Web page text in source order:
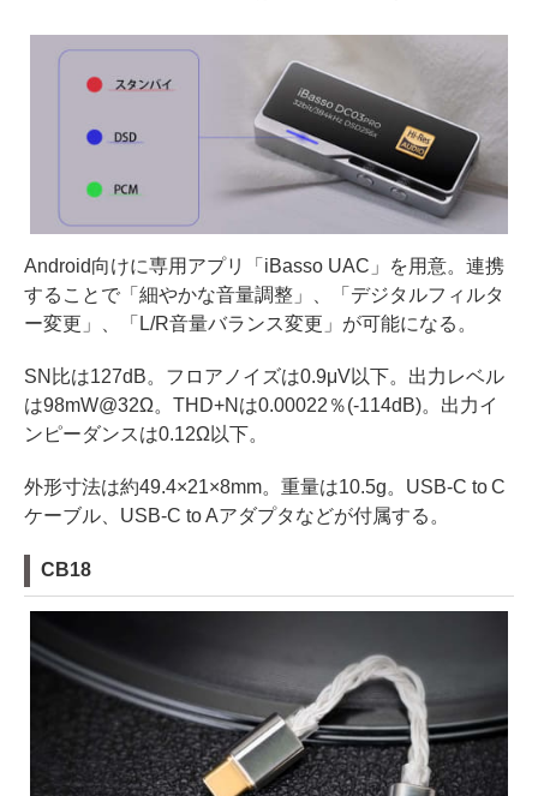
Android向けに専用アプリ「iBasso UAC」を用意。連携
することで「細やかな音量調整」、「デジタルフィルタ
ー変更」、「L/R音量バランス変更」が可能になる。
SN比は127dB。フロアノイズは0.9μV以下。出力レベル
は98mW@32Ω。THD+Nは0.00022％(-114dB)。出力イ
ンピーダンスは0.12Ω以下。
外形寸法は約49.4×21×8mm。重量は10.5g。USB-C to C
ケーブル、USB-C to Aアダプタなどが付属する。
CB18